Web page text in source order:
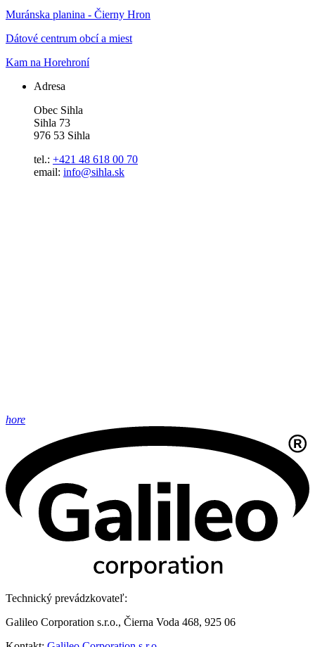
Muránska planina - Čierny Hron
Dátové centrum obcí a miest
Kam na Horehroní
Adresa
Obec Sihla
Sihla 73
976 53 Sihla
tel.: +421 48 618 00 70
email: info@sihla.sk
hore
Technický prevádzkovateľ:
Galileo Corporation s.r.o., Čierna Voda 468, 925 06